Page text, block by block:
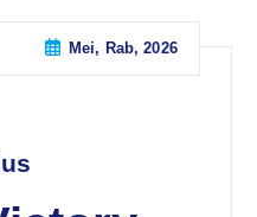
Mei, Rab, 2026